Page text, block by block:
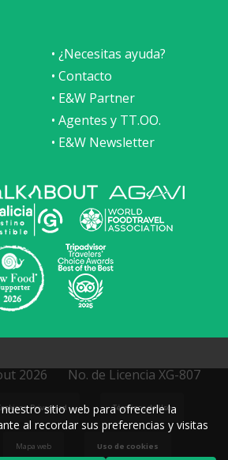
• ¿Necesitas ayuda?
• Contacto
• E&W Partner
• Agentes y TT.OO.
• E&W Newsletter
2026 No. de Licencia XG-807
y Privacidad Términos de Uso
Mapa web Uso de cookies
sitio web para ofrecerle la
al recordar sus preferencias y visitas